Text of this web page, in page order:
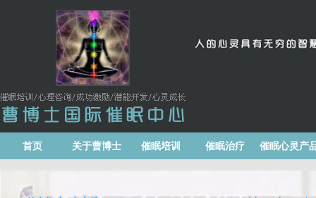
首页 关于曹博士 催眠培训 催眠治疗 催眠心灵产